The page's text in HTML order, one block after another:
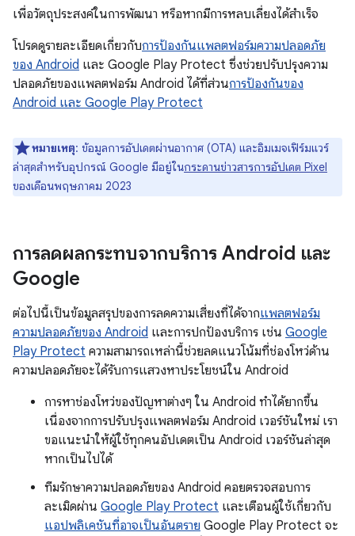
เพื่อวัตถุประสงค์ในการพัฒนา หรือหากมีการหลบเลี่ยงได้สําเร็จ
โปรดดูรายละเอียดเกี่ยวกับการป้องกันแพลตฟอร์มความปลอดภัย
ของ Android และ Google Play Protect ซึ่งช่วยปรับปรุงความ
ปลอดภัยของแพลตฟอร์ม Android ได้ที่ส่วนการป้องกันของ
Android และ Google Play Protect
หมายเหตุ: ข้อมูลการอัปเดตผ่านอากาศ (OTA) และอิมเมจเฟิร์มแวร์
ล่าสุดสำหรับอุปกรณ์ Google มีอยู่ในกระดานข่าวสารการอัปเดต Pixel
ของเดือนพฤษภาคม 2023
การลดผลกระทบจากบริการ Android และ
Google
ต่อไปนี้เป็นข้อมูลสรุปของการลดความเสี่ยงที่ได้จากแพลตฟอร์ม
ความปลอดภัยของ Android และการปกป้องบริการ เช่น Google
Play Protect ความสามารถเหล่านี้ช่วยลดแนวโน้มที่ช่องโหว่ด้าน
ความปลอดภัยจะได้รับการแสวงหาประโยชน์ใน Android
การหาช่องโหว่ของปัญหาต่างๆ ใน Android ทำได้ยากขึ้น
เนื่องจากการปรับปรุงแพลตฟอร์ม Android เวอร์ชันใหม่ เรา
ขอแนะนำให้ผู้ใช้ทุกคนอัปเดตเป็น Android เวอร์ชันล่าสุด
หากเป็นไปได้
ทีมรักษาความปลอดภัยของ Android คอยตรวจสอบการ
ละเมิดผ่าน Google Play Protect และเตือนผู้ใช้เกี่ยวกับ
แอปพลิเคชันที่อาจเป็นอันตราย Google Play Protect จะ